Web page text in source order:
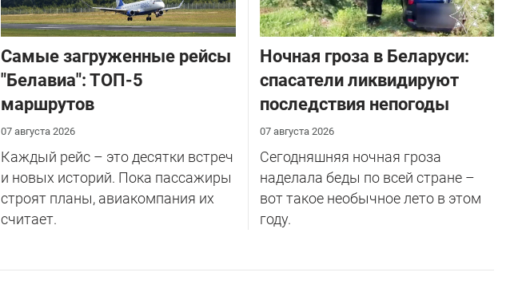
Самые загруженные рейсы
"Белавиа": ТОП-5
маршрутов
07 августа 2026
Каждый рейс – это десятки встреч
и новых историй. Пока пассажиры
строят планы, авиакомпания их
считает.
Ночная гроза в Беларуси:
спасатели ликвидируют
последствия непогоды
07 августа 2026
Сегодняшняя ночная гроза
наделала беды по всей стране –
вот такое необычное лето в этом
году.